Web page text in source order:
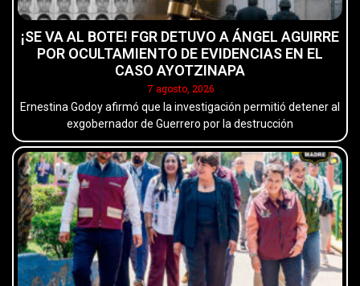
¡SE VA AL BOTE! FGR DETUVO A ÁNGEL AGUIRRE
POR OCULTAMIENTO DE EVIDENCIAS EN EL
CASO AYOTZINAPA
7 agosto, 2026
Ernestina Godoy afirmó que la investigación permitió detener al
exgobernador de Guerrero por la destrucción